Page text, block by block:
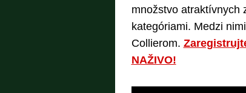
množstvo atraktívnych
kategóriami. Medzi
Collierom.
NAŽIVO!